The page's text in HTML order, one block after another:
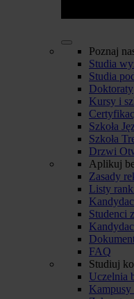
Poznaj
Studia
Studia
Doktoraty
Kursy i
Szkoła
Szkoła
Drzwi
Aplikuj
Zasady
Listy
Studenci
FAQ
Studiuj
Uczelnia
Kampusy